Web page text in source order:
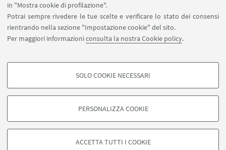
in "Mostra cookie di profilazione".
Potrai sempre rivedere le tue scelte e verificare lo stato dei consensi
rientrando nella sezione "Impostazione cookie" del sito.
Per maggiori informazioniconsulta la nostra Cookie policy.
COOKIE DI PROFILAZIONE - FACOLTATIVI
degli utenti, creare profili in base al loro comportamento sul sito, per analisi
di marketing.
SOLO COOKIE NECESSARI
PERSONALIZZA COOKIE
ACCETTA TUTTI I COOKIE
©Copyright 2026 - ALMA MATER STUDIORUM - Università di
Privacy- Note legali-Impostazioni Cookie